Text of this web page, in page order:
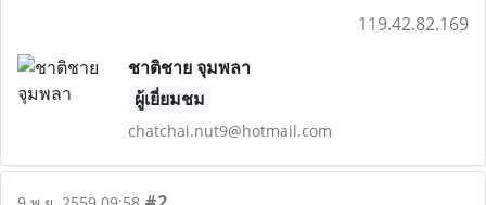
119.42.82.169
ชาติชาย จุมพลา
ผู้เยี่ยมชม
chatchai.nut9@hotmail.com